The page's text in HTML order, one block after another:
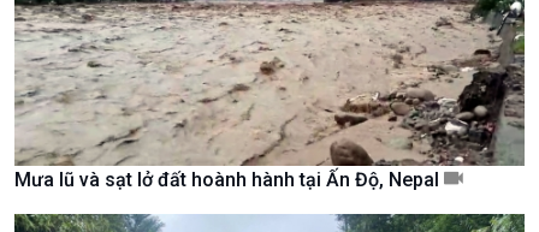
Đảng trong cuộc sống
Nhận diện sự thật
Pháp luật và đời sống
Biên cương - Một dải vững
bền
Mưa lũ và sạt lở đất hoành hành tại Ấn Độ, Nepal